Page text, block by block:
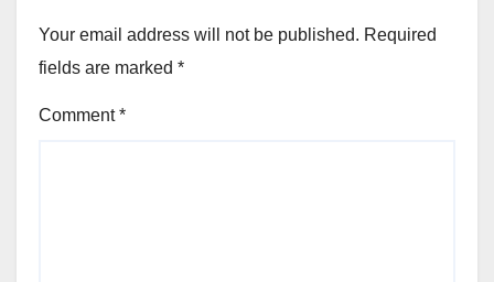
Your email address will not be published. Required
fields are marked *
Comment*